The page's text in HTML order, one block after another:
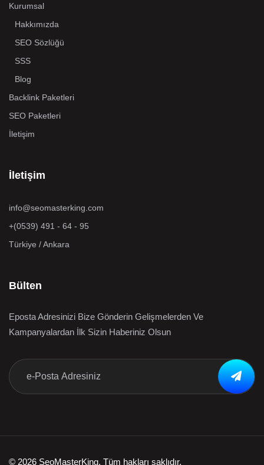
Kurumsal
Hakkımızda
SEO Sözlüğü
SSS
Blog
Backlink Paketleri
SEO Paketleri
İletişim
İletişim
info@seomasterking.com
+(0539) 491 - 64 - 95
Türkiye / Ankara
Bülten
Eposta Adresinizi Bize Gönderin Gelişmelerden Ve
Kampanyalardan İlk Sizin Haberiniz Olsun
© 2026 SeoMasterKing. Tüm hakları saklıdır.